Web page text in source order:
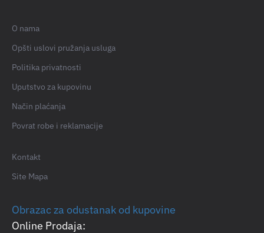
O nama
Opšti uslovi pružanja usluga
Politika privatnosti
Uputstvo za kupovinu
Način plaćanja
Povrat robe i reklamacije
Kontakt
Site Mapa
Obrazac za odustanak od kupovine
Online Prodaja: